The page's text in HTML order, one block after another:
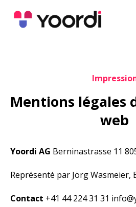
Mentions légales
web
Yoordi AG Berninastrasse 11
Représenté par Jörg Wasmeier,
Contact +41 44 224 31 31